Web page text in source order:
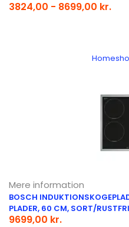
3824,00 - 8699,00 kr.
Mere information
BOSCH
PLADER, 60 CM, SORT/
9699,00 kr.